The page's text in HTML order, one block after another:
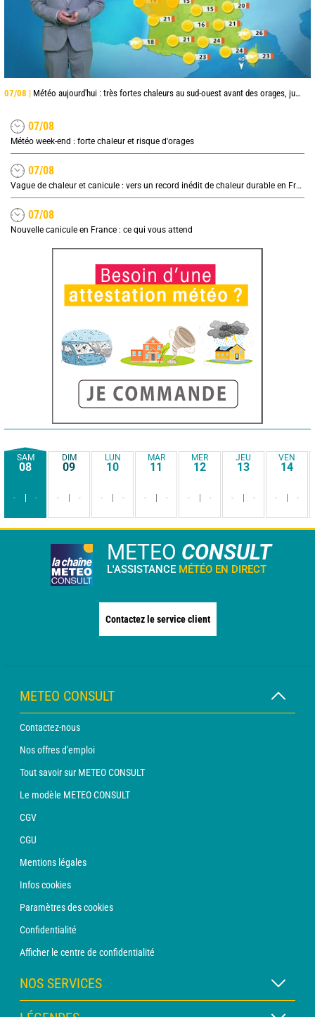
07/08 | Météo aujourd'hui : très fortes chaleurs au sud-ouest avant des orages, jusqu'à 39°C
07/08
Météo week-end : forte chaleur et risque d'orages
07/08
Vague de chaleur et canicule : vers un record inédit de chaleur durable en France
07/08
Nouvelle canicule en France : ce qui vous attend
SAM
08
- -
DIM
09
- -
LUN
10
- -
MAR
11
- -
MER
12
- -
JEU
13
- -
VEN
14
- -
METEO CONSULT
L'ASSISTANCE MÉTÉO EN DIRECT
Contactez le service client
METEO CONSULT
Contactez-nous
Nos offres d'emploi
Tout savoir sur METEO CONSULT
Le modèle METEO CONSULT
CGV
CGU
Mentions légales
Infos cookies
Paramètres des cookies
Confidentialité
Afficher le centre de confidentialité
NOS SERVICES
Abonnement METEO Xpert